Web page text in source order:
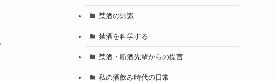
禁酒の知識
禁酒を科学する
禁酒・断酒先輩からの提言
私の酒飲み時代の日常